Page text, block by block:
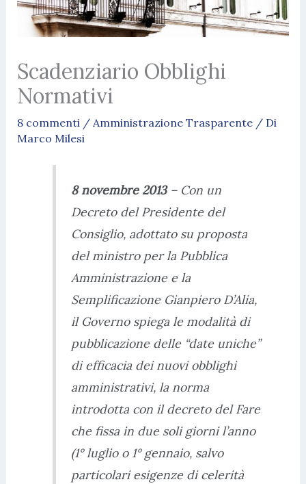
Scadenziario Obblighi
Normativi
8 commenti / Amministrazione Trasparente/ Di
Marco Milesi
8 novembre 2013– Con un
Decreto del Presidente del
Consiglio, adottato su proposta
del ministro per la Pubblica
Amministrazione e la
Semplificazione Gianpiero D’Alia,
il Governo spiega le modalità di
pubblicazione delle “date uniche”
di efficacia dei nuovi obblighi
amministrativi, la norma
introdotta con il decreto del Fare
che fissa in due soli giorni l’anno
(1° luglio o 1° gennaio, salvo
particolari esigenze di celerità